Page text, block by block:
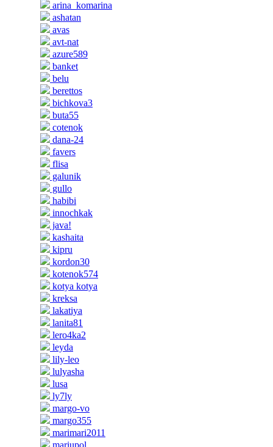
arina_komarina
ashatan
avas
avt-nat
azure589
banket
belu
berettos
bichkova3
buta55
cotenok
dana-24
favers
flisa
galunik
gullo
habibi
innochkak
java!
kashaita
kipru
kordon30
kotenok574
kotya kotya
kreksa
lakatiya
lanita81
lero4ka2
leyda
lily-leo
lulyasha
lusa
ly7ly
margo-vo
margo355
marimari2011
mariupol